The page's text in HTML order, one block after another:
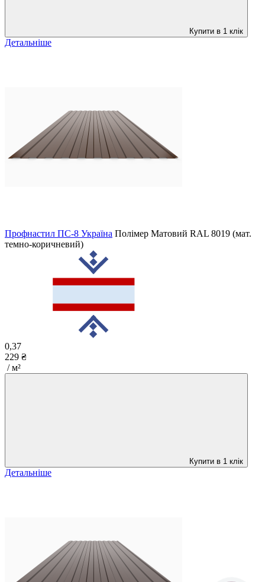
Купити в 1 клік
Детальніше
Профнастил ПС-8 Україна Полімер Матовий RAL 8019 (мат.
темно-коричневий)
0,37
229 ₴
/ м²
Купити в 1 клік
Детальніше